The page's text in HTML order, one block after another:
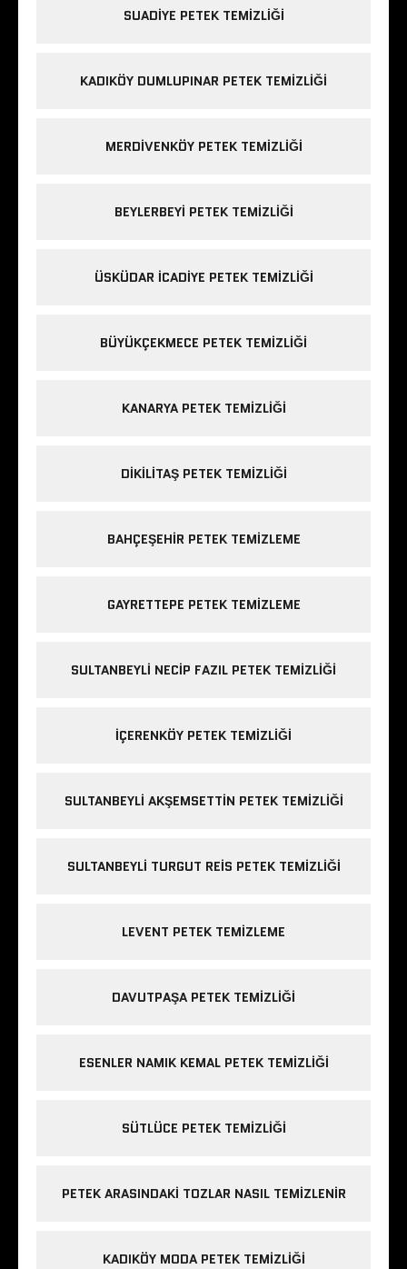
SUADIYE PETEK TEMIZLIĞI
KADIKÖY DUMLUPINAR PETEK TEMIZLIĞI
MERDIVENKÖY PETEK TEMIZLIĞI
BEYLERBEYI PETEK TEMIZLIĞI
ÜSKÜDAR ICADIYE PETEK TEMIZLIĞI
BÜYÜKÇEKMECE PETEK TEMIZLIĞI
KANARYA PETEK TEMIZLIĞI
DIKILITAŞ PETEK TEMIZLIĞI
BAHÇEŞEHIR PETEK TEMIZLEME
GAYRETTEPE PETEK TEMIZLEME
SULTANBEYLI NECIP FAZIL PETEK TEMIZLIĞI
IÇERENKÖY PETEK TEMIZLIĞI
SULTANBEYLI AKŞEMSETTIN PETEK TEMIZLIĞI
SULTANBEYLI TURGUT REIS PETEK TEMIZLIĞI
LEVENT PETEK TEMIZLEME
DAVUTPAŞA PETEK TEMIZLIĞI
ESENLER NAMIK KEMAL PETEK TEMIZLIĞI
SÜTLÜCE PETEK TEMIZLIĞI
PETEK ARASINDAKI TOZLAR NASIL TEMIZLENIR
KADIKÖY MODA PETEK TEMIZLIĞI